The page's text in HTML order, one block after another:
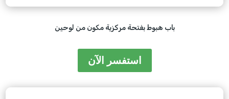
باب هبوط بفتحة مركزية مكون من لوحين
استفسر الآن